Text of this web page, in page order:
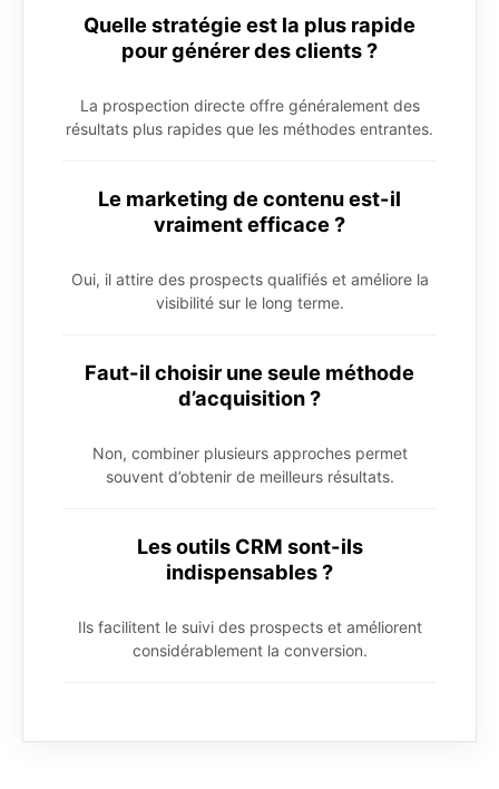
Quelle stratégie est la plus rapide
pour générer des clients ?
La prospection directe offre généralement des
résultats plus rapides que les méthodes entrantes.
Le marketing de contenu est-il
vraiment efficace ?
Oui, il attire des prospects qualifiés et améliore la
visibilité sur le long terme.
Faut-il choisir une seule méthode
d’acquisition ?
Non, combiner plusieurs approches permet
souvent d’obtenir de meilleurs résultats.
Les outils CRM sont-ils
indispensables ?
Ils facilitent le suivi des prospects et améliorent
considérablement la conversion.